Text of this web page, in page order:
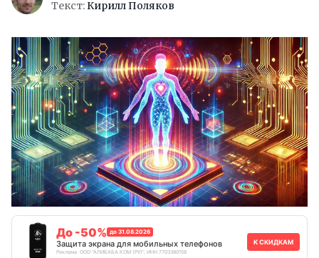
Текст: Кирилл Поляков
До -50% до 31.08.2026
Защита экрана для мобильных телефонов
Реклама. ООО "АЛИБАБА.КОМ (РУ)", ИНН 7703380158
К СКИДКАМ